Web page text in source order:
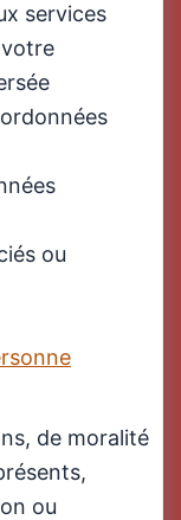
services
ou
de moralité
ou